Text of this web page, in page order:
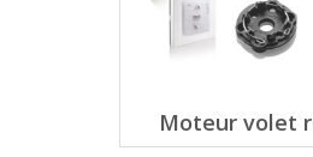
Moteur volet